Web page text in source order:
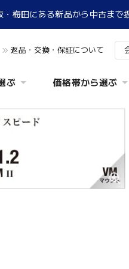
梅田にある新品から中古まで
返品・交換・保証について
ぶ 価格帯から選ぶ